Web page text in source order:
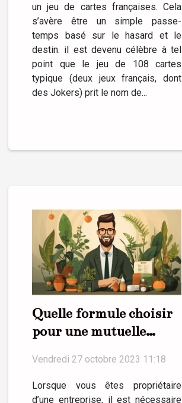
un jeu de cartes françaises. Cela
s’avère être un simple passe-
temps basé sur le hasard et le
destin. il est devenu célèbre à tel
point que le jeu de 108 cartes
typique (deux jeux français, dont
des Jokers) prit le nom de...
Quelle formule choisir
pour une mutuelle
Vendredi 27 octobre 2023 11:18
Lorsque vous êtes propriétaire
d’une entreprise, il est nécessaire